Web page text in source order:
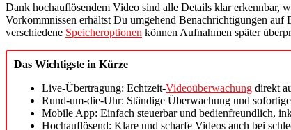
Dank hochauflösendem Video sind alle Details klar erkennbar,
Vorkommnissen erhältst Du umgehend Benachrichtigungen
verschiedene Speicheroptionen können Aufnahmen später
Das Wichtigste in Kürze
Live-Übertragung: Echtzeit-Videoüberwachung direkt
Rund-um-die-Uhr: Ständige Überwachung und
Mobile App: Einfach steuerbar und bedienfreundlich,
Hochauflösend: Klare und scharfe Videos auch bei